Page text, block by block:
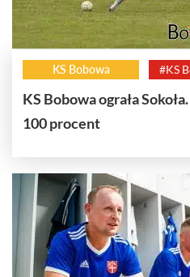
KS Bobowa #KS
KS Bobowa ograła
100 procent